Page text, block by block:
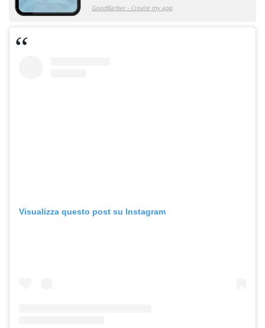
Visualizza questo post su Instagram